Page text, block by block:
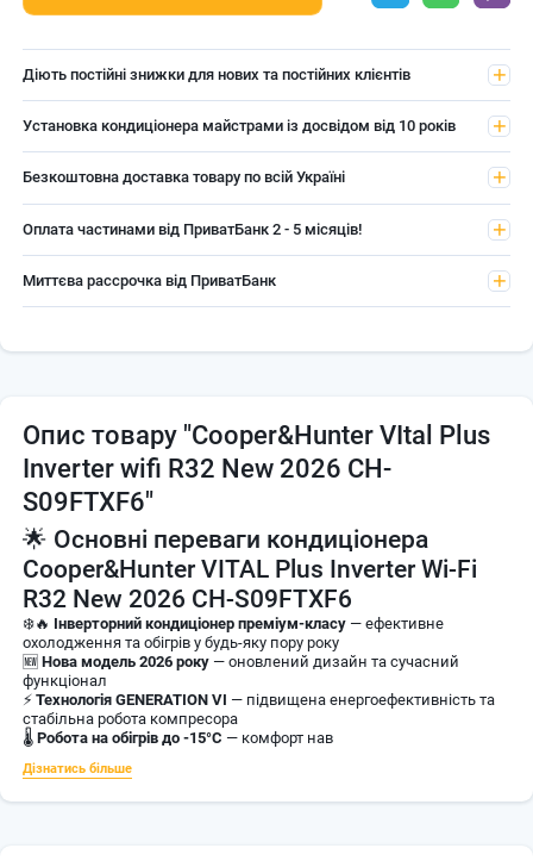
Діють постійні знижки для нових та постійних клієнтів
Установка кондиціонера майстрами із досвідом від 10 років
Безкоштовна доставка товару по всій Україні
Оплата частинами від ПриватБанк 2 - 5 місяців!
Миттєва рассрочка від ПриватБанк
Опис товару "Cooper&Hunter VItal Plus
Inverter wifi R32 New 2026 CH-
S09FTXF6"
🌟 Основні переваги кондиціонера
Cooper&Hunter VITAL Plus Inverter Wi-Fi
R32 New 2026 CH-S09FTXF6
❄️🔥 Інверторний кондиціонер преміум-класу— ефективне
охолодження та обігрів у будь-яку пору року
🆕 Нова модель 2026 року— оновлений дизайн та сучасний
функціонал
⚡ Технологія GENERATION VI — підвищена енергоефективність та
стабільна робота компресора
🌡 Робота на обігрів до -15°C — комфорт нав
Дізнатись більше